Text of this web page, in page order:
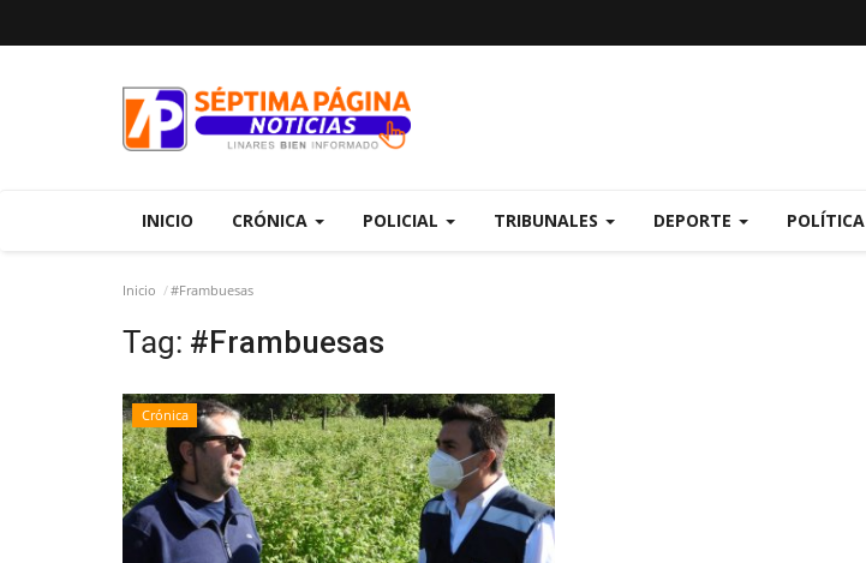
INICIO CRÓNICA POLICIAL TRIBUNALES DEPORTE POLÍTICA
Inicio #Frambuesas
Tag: #Frambuesas
Crónica